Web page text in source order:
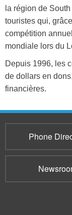
la région de
touristes qui,
compétition
mondiale lors du
Depuis 1996, les
de dollars en
financières.
Phone